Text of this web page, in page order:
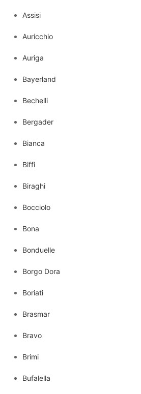
Assisi
Auricchio
Auriga
Bayerland
Bechelli
Bergader
Bianca
Biffi
Biraghi
Bocciolo
Bona
Bonduelle
Borgo Dora
Boriati
Brasmar
Bravo
Brimi
Bufalella